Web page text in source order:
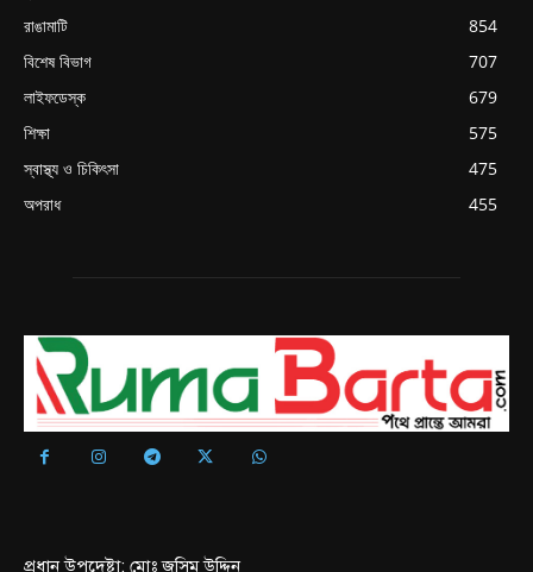
রাঙামাটি
854
বিশেষ বিভাগ
707
লাইফডেস্ক
679
শিক্ষা
575
স্বাস্থ্য ও চিকিৎসা
475
অপরাধ
455
প্রধান উপদেষ্টা: মোঃ জসিম উদ্দিন